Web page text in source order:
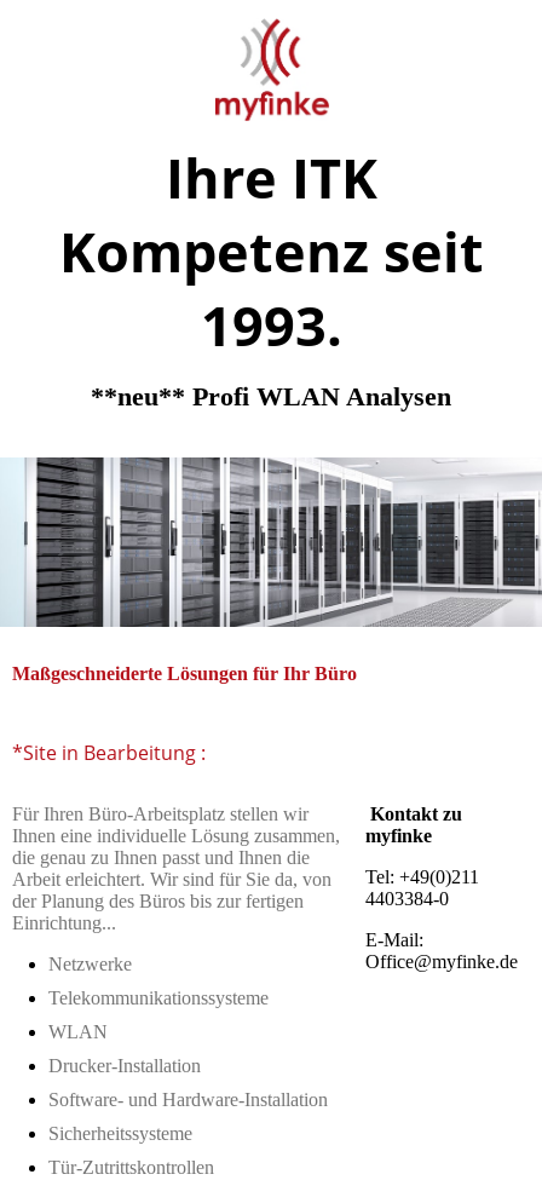
Ihre ITK
Kompetenz seit
1993.
**neu** Profi WLAN Analysen
Maßgeschneiderte Lösungen für Ihr Büro
*Site in Bearbeitung :
Für Ihren Büro-Arbeitsplatz stellen wir
Ihnen eine individuelle Lösung zusammen,
die genau zu Ihnen passt und Ihnen die
Arbeit erleichtert. Wir sind für Sie da, von
der Planung des Büros bis zur fertigen
Einrichtung...
Netzwerke
Telekommunikationssysteme
WLAN
Drucker-Installation
Software- und Hardware-Installation
Sicherheitssysteme
Tür-Zutrittskontrollen
Kontakt zu
myfinke
Tel: +49(0)211
4403384-0
E-Mail:
Office@myfinke.de